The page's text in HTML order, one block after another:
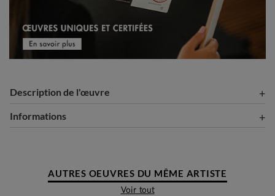
Description de l'œuvre
Informations
AUTRES OEUVRES DU MÊME ARTISTE
Voir tout